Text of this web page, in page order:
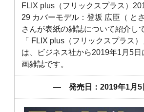
FLIX plus（フリックスプラス）
29 カバーモデル：登坂 広臣（ と
さんが表紙の雑誌について紹介し
「 FLIX plus（フリックスプラス
は、ビジネス社から2019年1月5日
画雑誌です。
― 発売日：2019年1